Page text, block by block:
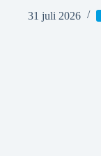
31 juli 2026